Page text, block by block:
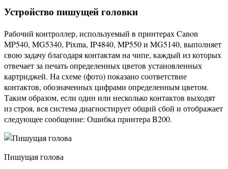
Устройство пишущей головки
Рабочий контроллер, используемый в принтерах Canon
MP540, MG5340, Pixma, IP4840, MP550 и MG5140, выполняет
свою задачу благодаря контактам на чипе, каждый из которых
отвечает за печать определенных цветов установленных
картриджей. На схеме (фото) показано соответствие
контактов, обозначенных цифрами определенным цветом.
Таким образом, если один или несколько контактов выходят
из строя, вся система диагностирует общий сбой и отображает
следующее сообщение: Ошибка принтера B200.
Пишущая голова